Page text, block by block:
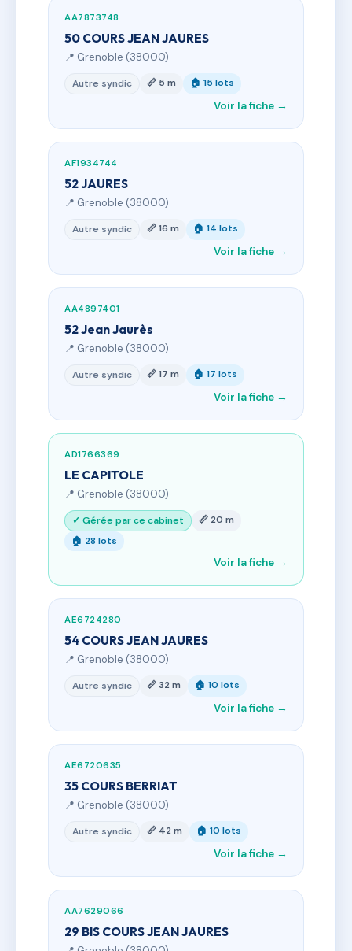
AA7873748
50 COURS JEAN JAURES
📍 Grenoble (38000)
Autre syndic 📏 5 m 🏠 15 lots
Voir la fiche →
AF1934744
52 JAURES
📍 Grenoble (38000)
Autre syndic 📏 16 m 🏠 14 lots
Voir la fiche →
AA4897401
52 Jean Jaurès
📍 Grenoble (38000)
Autre syndic 📏 17 m 🏠 17 lots
Voir la fiche →
AD1766369
LE CAPITOLE
📍 Grenoble (38000)
✓ Gérée par ce cabinet
📏 20 m
🏠 28 lots
Voir la fiche →
AE6724280
54 COURS JEAN JAURES
📍 Grenoble (38000)
Autre syndic 📏 32 m 🏠 10 lots
Voir la fiche →
AE6720635
35 COURS BERRIAT
📍 Grenoble (38000)
Autre syndic 📏 42 m 🏠 10 lots
Voir la fiche →
AA7629066
29 BIS COURS JEAN JAURES